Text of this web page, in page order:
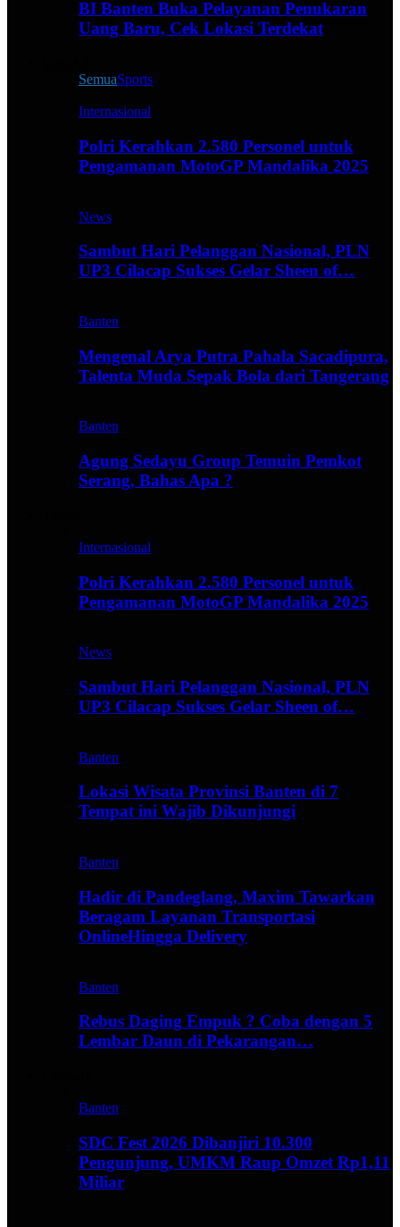
BI Banten Buka Pelayanan Penukaran
Uang Baru, Cek Lokasi Terdekat
SemuaSports
Internasional
Polri Kerahkan 2.580 Personel untuk
Pengamanan MotoGP Mandalika 2025
News
Sambut Hari Pelanggan Nasional, PLN
UP3 Cilacap Sukses Gelar Sheen of…
Banten
Mengenal Arya Putra Pahala Sacadipura,
Talenta Muda Sepak Bola dari Tangerang
Banten
Agung Sedayu Group Temuin Pemkot
Serang, Bahas Apa ?
Internasional
Polri Kerahkan 2.580 Personel untuk
Pengamanan MotoGP Mandalika 2025
News
Sambut Hari Pelanggan Nasional, PLN
UP3 Cilacap Sukses Gelar Sheen of…
Banten
Lokasi Wisata Provinsi Banten di 7
Tempat ini Wajib Dikunjungi
Banten
Hadir di Pandeglang, Maxim Tawarkan
Beragam Layanan Transportasi
OnlineHingga Delivery
Banten
Rebus Daging Empuk ? Coba dengan 5
Lembar Daun di Pekarangan…
Banten
SDC Fest 2026 Dibanjiri 10.300
Pengunjung, UMKM Raup Omzet Rp1,11
Miliar